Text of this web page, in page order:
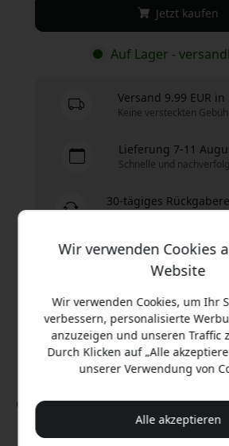
Jetzt kaufen
Auf Lager -
Versand 9.99 EUR
Keine versteckten
Lieferung 7-11
Schnelle und
30-tägiges
Plaud NotePin S gibt
ultrakompakten KI-
Stunden Daueraufnahme,
und Transkription in über
entwickelt für Meetings,
Wir verwenden Cookies
Website
Wir verwenden Cookies, um Ihr
verbessern, personalisierte
anzuzeigen und unseren Traffic
Durch Klicken auf „Alle
unserer Verwendung von
Alle akzeptieren